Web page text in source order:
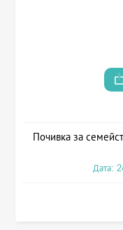
Почивка за
Дата: